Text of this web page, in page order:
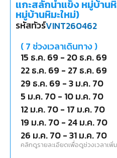
แกะสลักน้ำแข็ง หมู่บ้าน
หมู่บ้านหิมะใหม่)
รหัสทัวร์VINT260462
(7ช่วงเวลาเดินทาง )
15 ธ.ค. 69 - 20 ธ.ค. 69
22 ธ.ค. 69 - 27 ธ.ค. 69
29 ธ.ค. 69 -3 ม.ค. 70
5 ม.ค. 70- 10 ม.ค. 70
12 ม.ค. 70- 17 ม.ค. 70
19 ม.ค. 70- 24 ม.ค. 70
26 ม.ค. 70-31 ม.ค. 70
คลิกดูรายละเอียดเพื่อดูช่วงเวลาเพิ่